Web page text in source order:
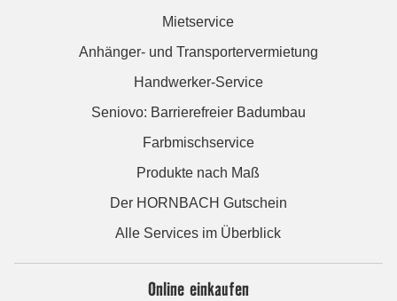
Mietservice
Anhänger- und Transportervermietung
Handwerker-Service
Seniovo: Barrierefreier Badumbau
Farbmischservice
Produkte nach Maß
Der HORNBACH Gutschein
Alle Services im Überblick
Online einkaufen